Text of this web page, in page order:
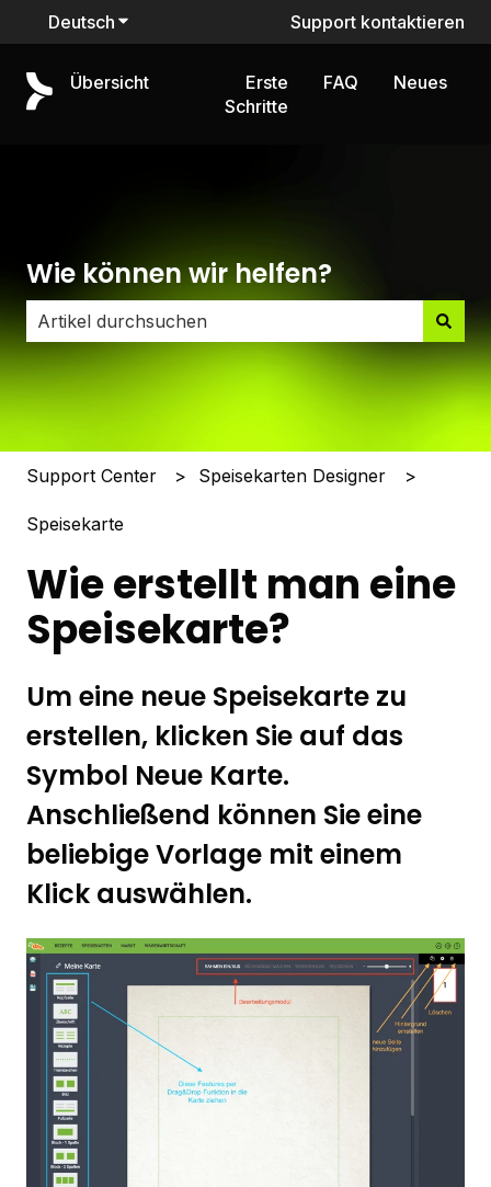
Deutsch Untermenü für Übersetzungen anzeigen
Support kontaktieren
Übersicht
Erste
Schritte
FAQ Neues
Wie können wir helfen?
Es gibt keine Vorschläge, da das Suchfeld leer ist.
Support Center Speisekarten Designer
Speisekarte
Wie erstellt man eine
Speisekarte?
Um eine neue Speisekarte zu
erstellen, klicken Sie auf das
Symbol Neue Karte.
Anschließend können Sie eine
beliebige Vorlage mit einem
Klick auswählen.